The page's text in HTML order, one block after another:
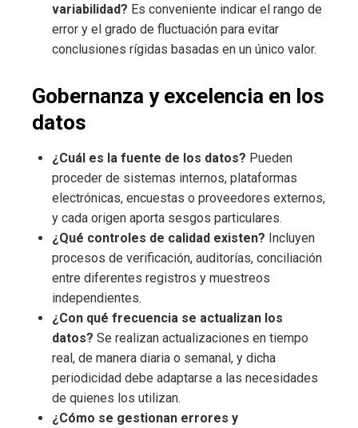
variabilidad? Es conveniente indicar el rango de
error y el grado de fluctuación para evitar
conclusiones rígidas basadas en un único valor.
Gobernanza y excelencia en los
datos
¿Cuál es la fuente de los datos? Pueden
proceder de sistemas internos, plataformas
electrónicas, encuestas o proveedores externos,
y cada origen aporta sesgos particulares.
¿Qué controles de calidad existen? Incluyen
procesos de verificación, auditorías, conciliación
entre diferentes registros y muestreos
independientes.
¿Con qué frecuencia se actualizan los
datos? Se realizan actualizaciones en tiempo
real, de manera diaria o semanal, y dicha
periodicidad debe adaptarse a las necesidades
de quienes los utilizan.
¿Cómo se gestionan errores y